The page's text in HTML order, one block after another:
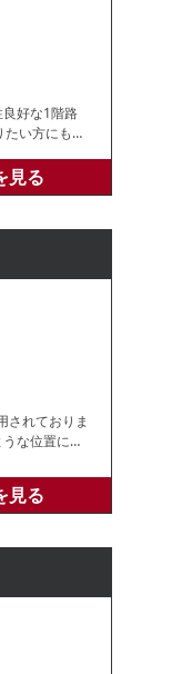
好な1階路
い方にもお
見る
されておりま
な位置にご
見る